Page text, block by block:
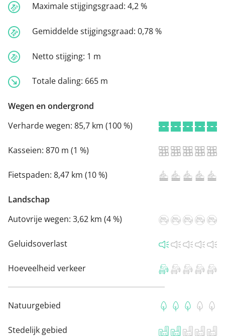
Maximale stijgingsgraad: 4,2 %
Gemiddelde stijgingsgraad: 0,78 %
Netto stijging: 1 m
Totale daling: 665 m
Wegen en ondergrond
Verharde wegen: 85,7 km (100 %)
Kasseien: 870 m (1 %)
Fietspaden: 8,47 km (10 %)
Landschap
Autovrije wegen: 3,62 km (4 %)
Geluidsoverlast
Hoeveelheid verkeer
Natuurgebied
Stedelijk gebied